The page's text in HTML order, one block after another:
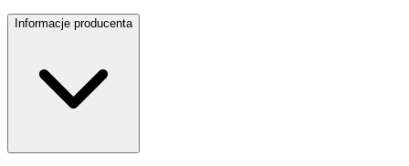
Informacje producenta